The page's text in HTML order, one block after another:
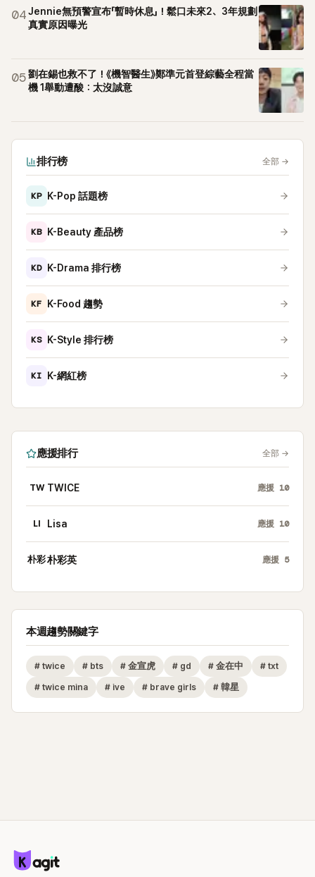
04Jennie無預警宣布「暫時休息」！鬆口未來2、3年規劃
真實原因曝光
05劉在錫也救不了！《機智醫生》鄭準元首登綜藝全程當
機 1舉動遭酸：太沒誠意
排行榜 全部 →
KP K-Pop 話題榜
KB K-Beauty 產品榜
KD K-Drama 排行榜
KF K-Food 趨勢
KS K-Style 排行榜
KI K-網紅榜
應援排行 全部 →
TW TWICE 應援 10
LI Lisa 應援 10
朴彩朴彩英 應援 5
本週趨勢關鍵字
# twice # bts # 金宣虎 # gd # 金在中 # txt
# twice mina # ive # brave girls # 韓星